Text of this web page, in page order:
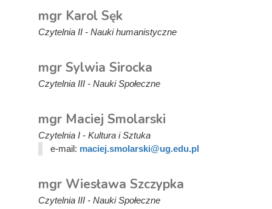
mgr Karol Sęk
Czytelnia II - Nauki humanistyczne
mgr Sylwia Sirocka
Czytelnia III - Nauki Społeczne
mgr Maciej Smolarski
Czytelnia I - Kultura i Sztuka
e-mail: maciej.smolarski@ug.edu.pl
mgr Wiesława Szczypka
Czytelnia III - Nauki Społeczne